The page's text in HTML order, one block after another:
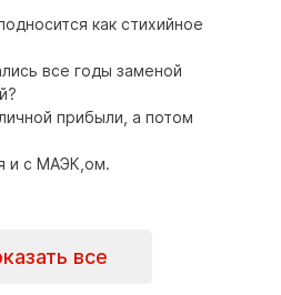
как стихийное
все годы заменой
прибыли, а потом
и с МАЭК,ом.
все